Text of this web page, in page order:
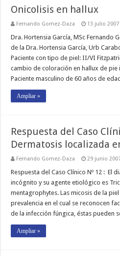
Onicolisis en hallux
Fernando Gomez-Daza 13 julio 2007
Dra. Hortensia García, MSc Fernando
de la Dra. Hortensia García, Urb
Paciente con tipo de piel: II/VI
cambio de coloración en hallux de
Paciente masculino de 60 años de
Ampliar »
Respuesta del Caso
Dermatosis localizada
Fernando Gomez-Daza 29 junio
Respuesta del Caso Clínico Nº 12 : El
incógnito y su agente etiológico es
mentagrophytes. Las micosis de la
prevalencia en el cual se reconocen
de la infección fúngica, éstas pueden
Ampliar »